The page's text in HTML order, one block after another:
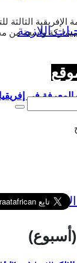
المعرفة في
الإفريقية الثالثة
بمشاركة واسعة
(أسبوع)